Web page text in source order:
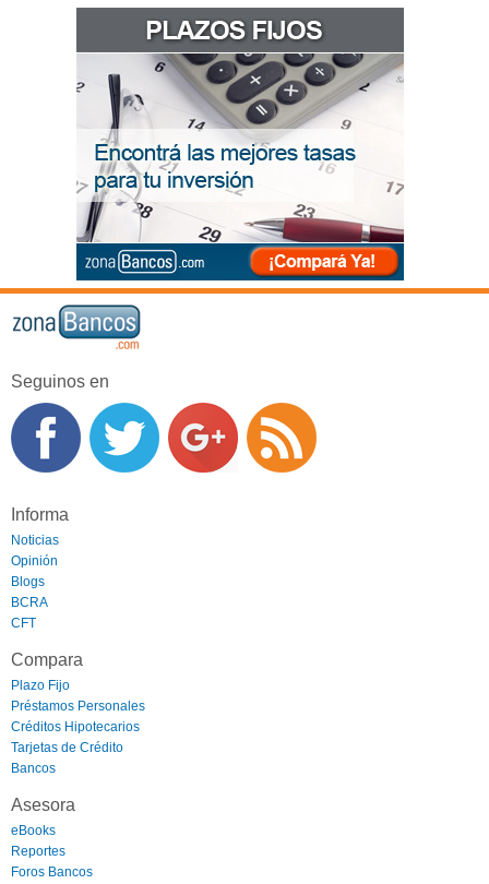
Seguinos en
Informa
Noticias
Opinión
Blogs
BCRA
CFT
Compara
Plazo Fijo
Préstamos Personales
Créditos Hipotecarios
Tarjetas de Crédito
Bancos
Asesora
eBooks
Reportes
Foros Bancos